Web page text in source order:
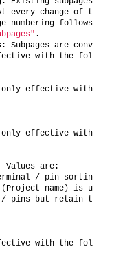
every change of the
numbering follows
.
Subpages are
with the
effective with the
effective with the
Values are:
/ pin sorting
(Project name) is
/ pins but retain the
with the